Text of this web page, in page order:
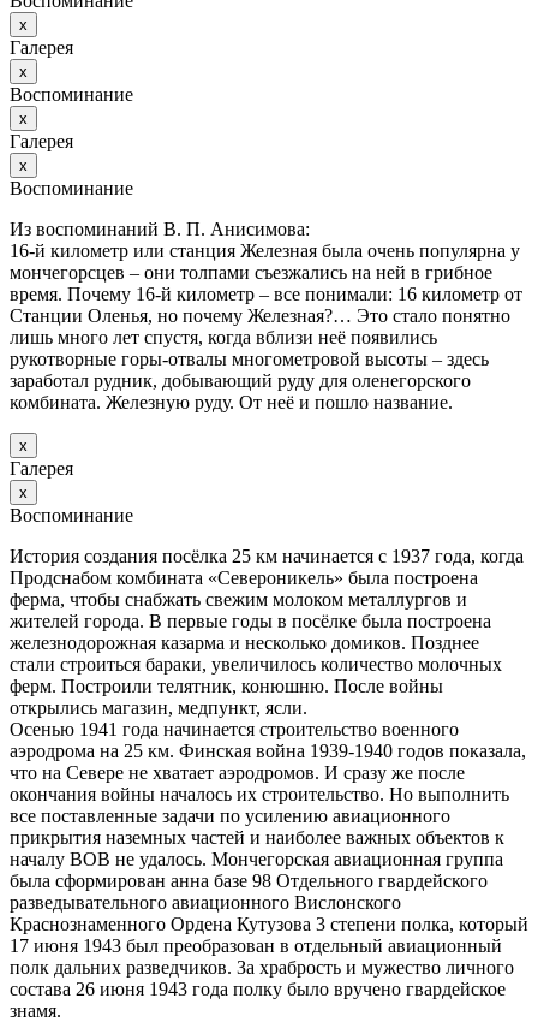
х
Галерея
х
Воспоминание
х
Галерея
х
Воспоминание
Из воспоминаний В. П. Анисимова:
16-й километр или станция Железная была очень популярна у
мончегорсцев – они толпами съезжались на ней в грибное
время. Почему 16-й километр – все понимали: 16 километр от
Станции Оленья, но почему Железная?… Это стало понятно
лишь много лет спустя, когда вблизи неё появились
рукотворные горы-отвалы многометровой высоты – здесь
заработал рудник, добывающий руду для оленегорского
комбината. Железную руду. От неё и пошло название.
х
Галерея
х
Воспоминание
История создания посёлка 25 км начинается с 1937 года, когда
Продснабом комбината «Североникель» была построена
ферма, чтобы снабжать свежим молоком металлургов и
жителей города. В первые годы в посёлке была построена
железнодорожная казарма и несколько домиков. Позднее
стали строиться бараки, увеличилось количество молочных
ферм. Построили телятник, конюшню. После войны
открылись магазин, медпункт, ясли.
Осенью 1941 года начинается строительство военного
аэродрома на 25 км. Финская война 1939-1940 годов показала,
что на Севере не хватает аэродромов. И сразу же после
окончания войны началось их строительство. Но выполнить
все поставленные задачи по усилению авиационного
прикрытия наземных частей и наиболее важных объектов к
началу ВОВ не удалось. Мончегорская авиационная группа
была сформирован анна базе 98 Отдельного гвардейского
разведывательного авиационного Вислонского
Краснознаменного Ордена Кутузова 3 степени полка, который
17 июня 1943 был преобразован в отдельный авиационный
полк дальних разведчиков. За храбрость и мужество личного
состава 26 июня 1943 года полку было вручено гвардейское
знамя.